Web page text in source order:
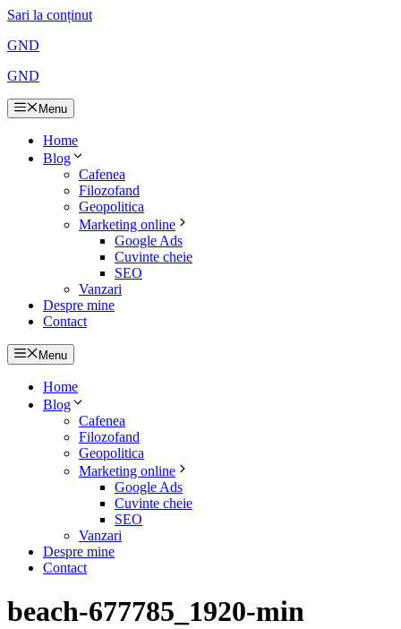
Sari la conținut
GND
GND
Menu
Home
Blog
Cafenea
Filozofand
Geopolitica
Marketing online
Google Ads
Cuvinte cheie
SEO
Vanzari
Despre mine
Contact
Menu
Home
Blog
Cafenea
Filozofand
Geopolitica
Marketing online
Google Ads
Cuvinte cheie
SEO
Vanzari
Despre mine
Contact
beach-677785_1920-min